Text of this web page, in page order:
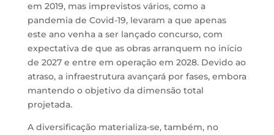
em 2019, mas imprevistos vários, como a
pandemia de Covid-19, levaram a que apenas
este ano venha a ser lançado concurso, com
expectativa de que as obras arranquem no início
de 2027 e entre em operação em 2028. Devido ao
atraso, a infraestrutura avançará por fases, embora
mantendo o objetivo da dimensão total
projetada.
A diversificação materializa-se, também, no